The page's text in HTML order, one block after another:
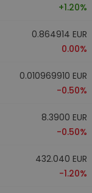
+1.20%
0.864914 EUR
0.00%
0.010969910 EUR
-0.50%
8.3900 EUR
-0.50%
432.040 EUR
-1.20%